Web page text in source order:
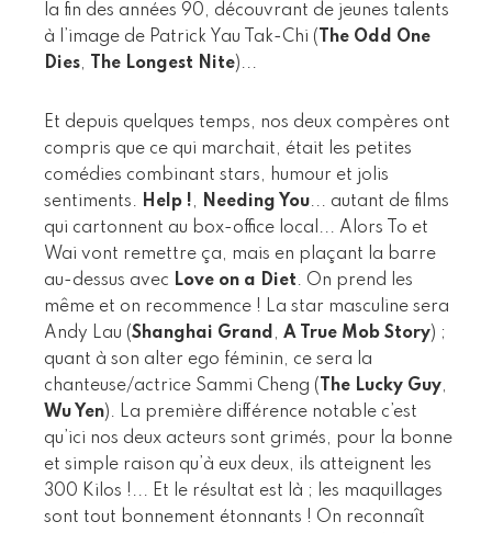
la fin des années 90, découvrant de jeunes talents
à l’image de Patrick Yau Tak-Chi (
The Odd One
Dies, The Longest Nite)...
Et depuis quelques temps, nos deux compères ont
compris que ce qui marchait, était les petites
comédies combinant stars, humour et jolis
sentiments. Help !, Needing You... autant de films
qui cartonnent au box-office local... Alors To et
Wai vont remettre ça, mais en plaçant la barre
au-dessus avec Love on a Diet. On prend les
même et on recommence ! La star masculine sera
Andy Lau (Shanghai Grand , A True Mob Story) ;
quant à son alter ego féminin, ce sera la
chanteuse/actrice Sammi Cheng (
The Lucky Guy,
Wu Yen). La première différence notable c’est
qu’ici nos deux acteurs sont grimés, pour la bonne
et simple raison qu’à eux deux, ils atteignent les
300 Kilos !... Et le résultat est là ; les maquillages
sont tout bonnement étonnants ! On reconnaît